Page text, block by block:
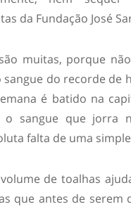
da Fundação José
muitas, porque
sangue do recorde de
é batido na
o sangue que jorra
falta de uma
de toalhas
que antes de serem